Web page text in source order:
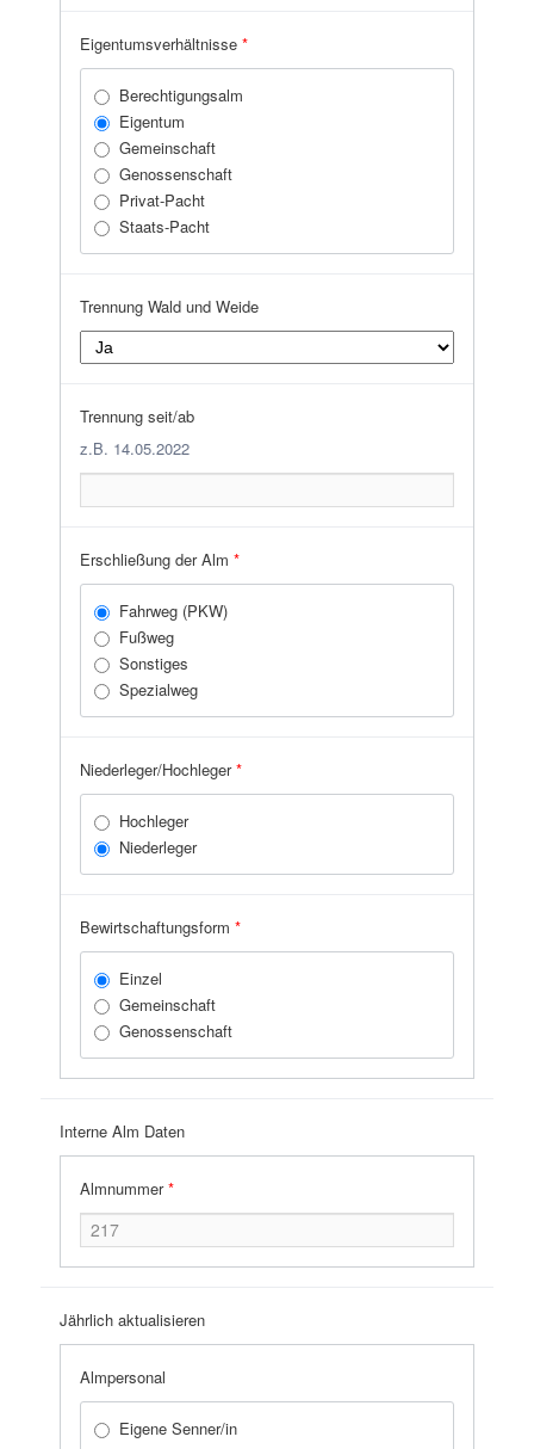
Eigentumsverhältnisse*
Berechtigungsalm
Eigentum
Gemeinschaft
Genossenschaft
Privat-Pacht
Staats-Pacht
Trennung Wald und Weide
Trennung seit/ab
z.B. 14.05.2022
Erschließung der Alm*
Fahrweg (PKW)
Fußweg
Sonstiges
Spezialweg
Niederleger/Hochleger*
Hochleger
Niederleger
Bewirtschaftungsform*
Einzel
Gemeinschaft
Genossenschaft
Interne Alm Daten
Almnummer*
Jährlich aktualisieren
Almpersonal
Eigene Senner/in